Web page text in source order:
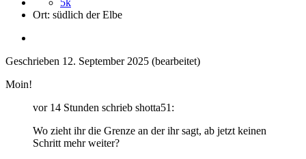
Ort: südlich der Elbe
Geschrieben 12. September 2025 (bearbeitet)
Moin!
vor 14 Stunden schrieb shotta51:
Wo zieht ihr die Grenze an der ihr sagt, ab jetzt keinen
Schritt mehr weiter?